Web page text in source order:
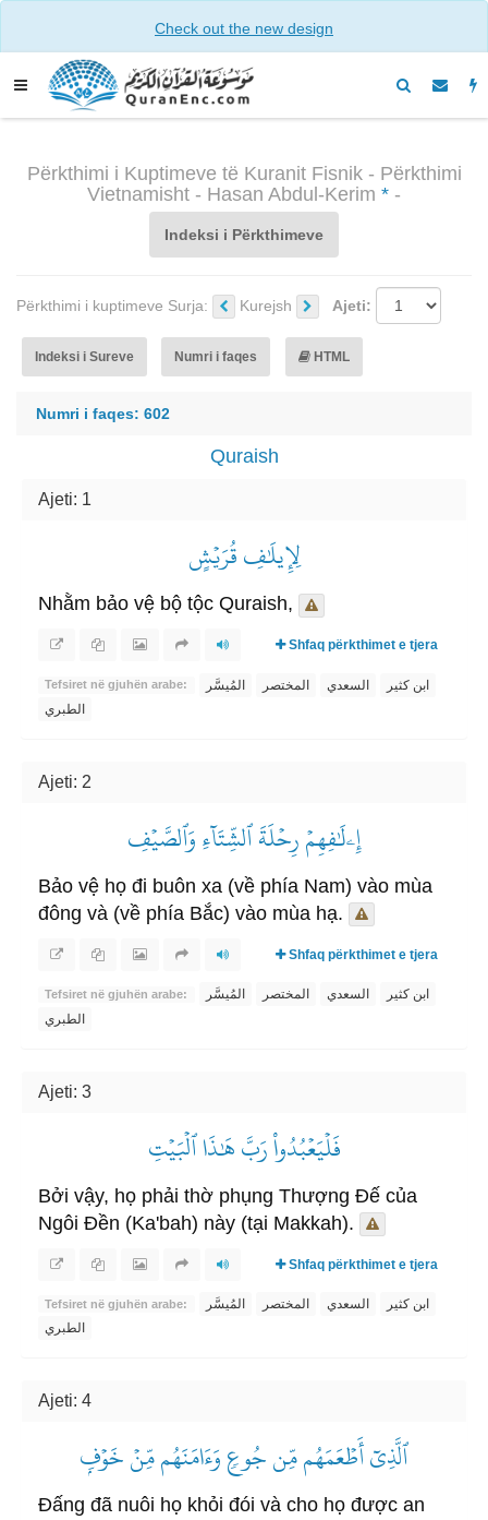
Check out the new design
Përkthimi i Kuptimeve të Kuranit Fisnik - Përkthimi
Vietnamisht - Hasan Abdul-Kerim * -
Indeksi i Përkthimeve
Përkthimi i kuptimeve Surja: Kurejsh Ajeti:
Indeksi i Sureve Numri i faqes HTML
Numri i faqes: 602
Quraish
Ajeti: 1
لِإِيلَٰفِ قُرَيۡشٍ
Nhằm bảo vệ bộ tộc Quraish,
Shfaq përkthimet e tjera
Tefsiret në gjuhën arabe: المُيسَّر المختصر السعدي
ابن كثير
الطبري
Ajeti: 2
إِۦلَٰفِهِمۡ رِحۡلَةَ ٱلشِّتَآءِ وَٱلصَّيۡفِ
Bảo vệ họ đi buôn xa (về phía Nam) vào mùa
đông và (về phía Bắc) vào mùa hạ.
Shfaq përkthimet e tjera
Tefsiret në gjuhën arabe: المُيسَّر المختصر السعدي
ابن كثير
الطبري
Ajeti: 3
فَلۡيَعۡبُدُواْ رَبَّ هَٰذَا ٱلۡبَيۡتِ
Bởi vậy, họ phải thờ phụng Thượng Đế của
Ngôi Đền (Ka'bah) này (tại Makkah).
Shfaq përkthimet e tjera
Tefsiret në gjuhën arabe: المُيسَّر المختصر السعدي
ابن كثير
الطبري
Ajeti: 4
ٱلَّذِيٓ أَطۡعَمَهُم مِّن جُوعٖ وَءَامَنَهُم مِّنۡ خَوۡفِۭ
Đấng đã nuôi họ khỏi đói và cho họ được an